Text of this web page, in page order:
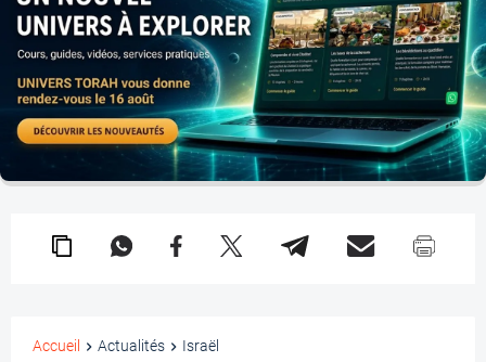
Accueil Actualités Israël